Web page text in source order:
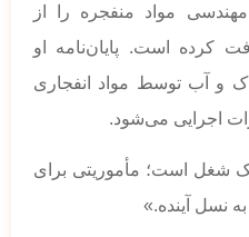
مواد منفجره را از
کرده است. پایان‌نامه او
و آب توسط مواد انفجاری
اجرایی می‌شود.
شغل است؛ مأموریتی برای
نسل آینده.»